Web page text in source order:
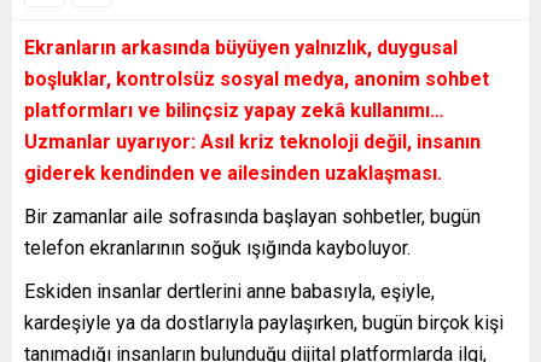
Ekranların arkasında büyüyen yalnızlık, duygusal
boşluklar, kontrolsüz sosyal medya, anonim sohbet
platformları ve bilinçsiz yapay zekâ kullanımı…
Uzmanlar uyarıyor: Asıl kriz teknoloji değil, insanın
giderek kendinden ve ailesinden uzaklaşması.
Bir zamanlar aile sofrasında başlayan sohbetler, bugün
telefon ekranlarının soğuk ışığında kayboluyor.
Eskiden insanlar dertlerini anne babasıyla, eşiyle,
kardeşiyle ya da dostlarıyla paylaşırken, bugün birçok kişi
tanımadığı insanların bulunduğu dijital platformlarda ilgi,